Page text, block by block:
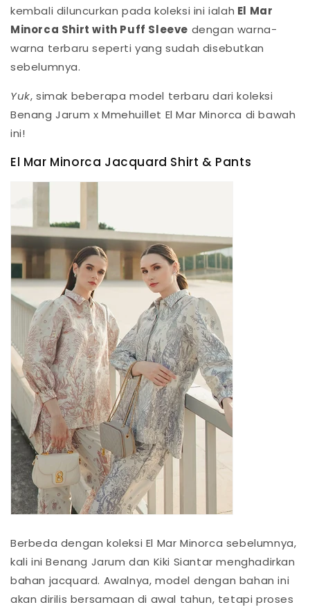
kembali diluncurkan pada koleksi ini ialah El Mar
Minorca Shirt with Puff Sleeve dengan warna-
warna terbaru seperti yang sudah disebutkan
sebelumnya.
Yuk, simak beberapa model terbaru dari koleksi
Benang Jarum x Mmehuillet El Mar Minorca di bawah
ini!
El Mar Minorca Jacquard Shirt & Pants
Berbeda dengan koleksi El Mar Minorca sebelumnya,
kali ini Benang Jarum dan Kiki Siantar menghadirkan
bahan jacquard. Awalnya, model dengan bahan ini
akan dirilis bersamaan di awal tahun, tetapi proses